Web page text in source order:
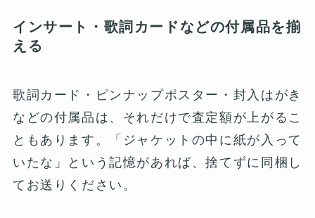
インサート・歌詞カードなどの付属品を揃
える
歌詞カード・ピンナップポスター・封入はがき
などの付属品は、それだけで査定額が上がるこ
ともあります。「ジャケットの中に紙が入って
いたな」という記憶があれば、捨てずに同梱し
てお送りください。